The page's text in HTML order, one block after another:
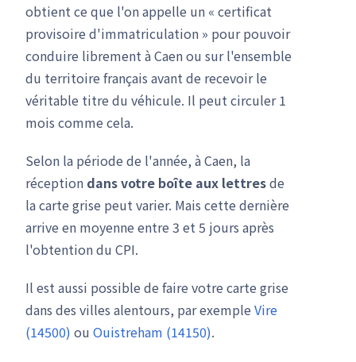
obtient ce que l'on appelle un « certificat
provisoire d'immatriculation » pour pouvoir
conduire librement à Caen ou sur l'ensemble
du territoire français avant de recevoir le
véritable titre du véhicule. Il peut circuler 1
mois comme cela.
Selon la période de l'année, à Caen, la
réception dans votre boîte aux lettresde
la carte grise peut varier. Mais cette dernière
arrive en moyenne entre 3 et 5 jours après
l'obtention du CPI.
Il est aussi possible de faire votre carte grise
dans des villes alentours, par exemple Vire
(14500) ou Ouistreham (14150).